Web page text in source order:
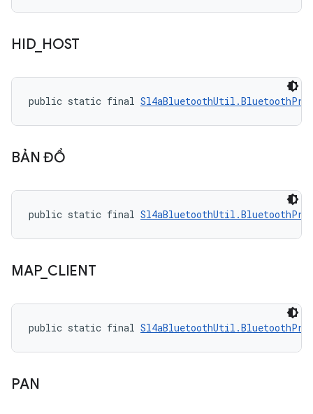
HID_ HOST
public static final
BẢN ĐỒ
public static final
MAP_ CLIENT
public static final
PAN